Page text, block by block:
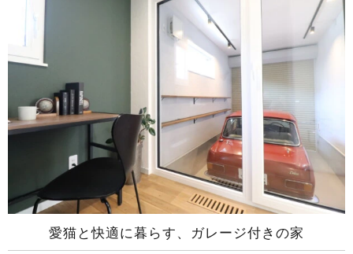
愛猫と快適に暮らす、ガレージ付きの家